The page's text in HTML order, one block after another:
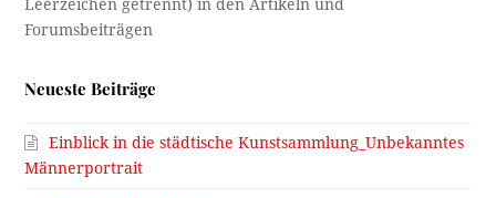
Neueste Beiträge
Einblick in die städtische Kunstsammlung_Unbekanntes
Männerportrait